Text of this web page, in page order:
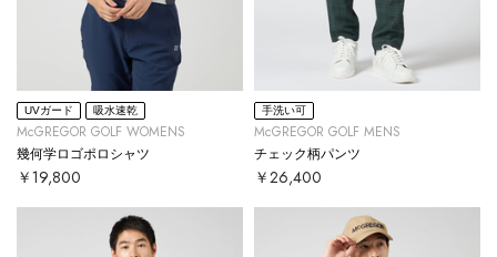
UVガード 吸水速乾
McGREGOR GOLF WOMENS
幾何学ロゴポロシャツ
￥19,800
手洗い可
McGREGOR GOLF MENS
チェック柄パンツ
￥26,400